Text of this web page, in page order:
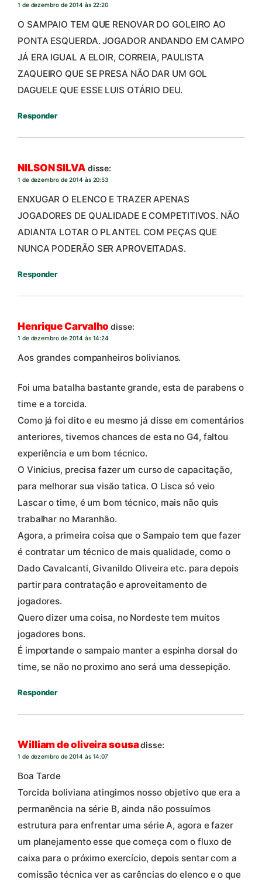
1 de dezembro de 2014 às 22:20
O SAMPAIO TEM QUE RENOVAR DO GOLEIRO AO
PONTA ESQUERDA. JOGADOR ANDANDO EM CAMPO
JÁ ERA IGUAL A ELOIR, CORREIA, PAULISTA
ZAQUEIRO QUE SE PRESA NÃO DAR UM GOL
DAGUELE QUE ESSE LUIS OTÁRIO DEU.
Responder
NILSON SILVA disse:
1 de dezembro de 2014 às 20:53
ENXUGAR O ELENCO E TRAZER APENAS
JOGADORES DE QUALIDADE E COMPETITIVOS. NÃO
ADIANTA LOTAR O PLANTEL COM PEÇAS QUE
NUNCA PODERÃO SER APROVEITADAS.
Responder
Henrique Carvalho disse:
1 de dezembro de 2014 às 14:24
Aos grandes companheiros bolivianos.
Foi uma batalha bastante grande, esta de parabens o
time e a torcida.
Como já foi dito e eu mesmo já disse em comentários
anteriores, tivemos chances de esta no G4, faltou
experiência e um bom técnico.
O Vinicius, precisa fazer um curso de capacitação,
para melhorar sua visão tatica. O Lisca só veio
Lascar o time, é um bom técnico, mais não quis
trabalhar no Maranhão.
Agora, a primeira coisa que o Sampaio tem que fazer
é contratar um técnico de mais qualidade, como o
Dado Cavalcanti, Givanildo Oliveira etc. para depois
partir para contratação e aproveitamento de
jogadores.
Quero dizer uma coisa, no Nordeste tem muitos
jogadores bons.
É importande o sampaio manter a espinha dorsal do
time, se não no proximo ano será uma dessepição.
Responder
William de oliveira sousadisse:
1 de dezembro de 2014 às 14:07
Boa Tarde
Torcida boliviana atingimos nosso objetivo que era a
permanência na série B, ainda não possuímos
estrutura para enfrentar uma série A, agora e fazer
um planejamento esse que começa com o fluxo de
caixa para o próximo exercício, depois sentar com a
comissão técnica ver as carências do elenco e o que